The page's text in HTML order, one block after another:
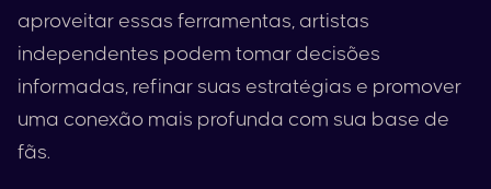
aproveitar essas ferramentas, artistas
independentes podem tomar decisões
informadas, refinar suas estratégias e promover
uma conexão mais profunda com sua base de
fãs.